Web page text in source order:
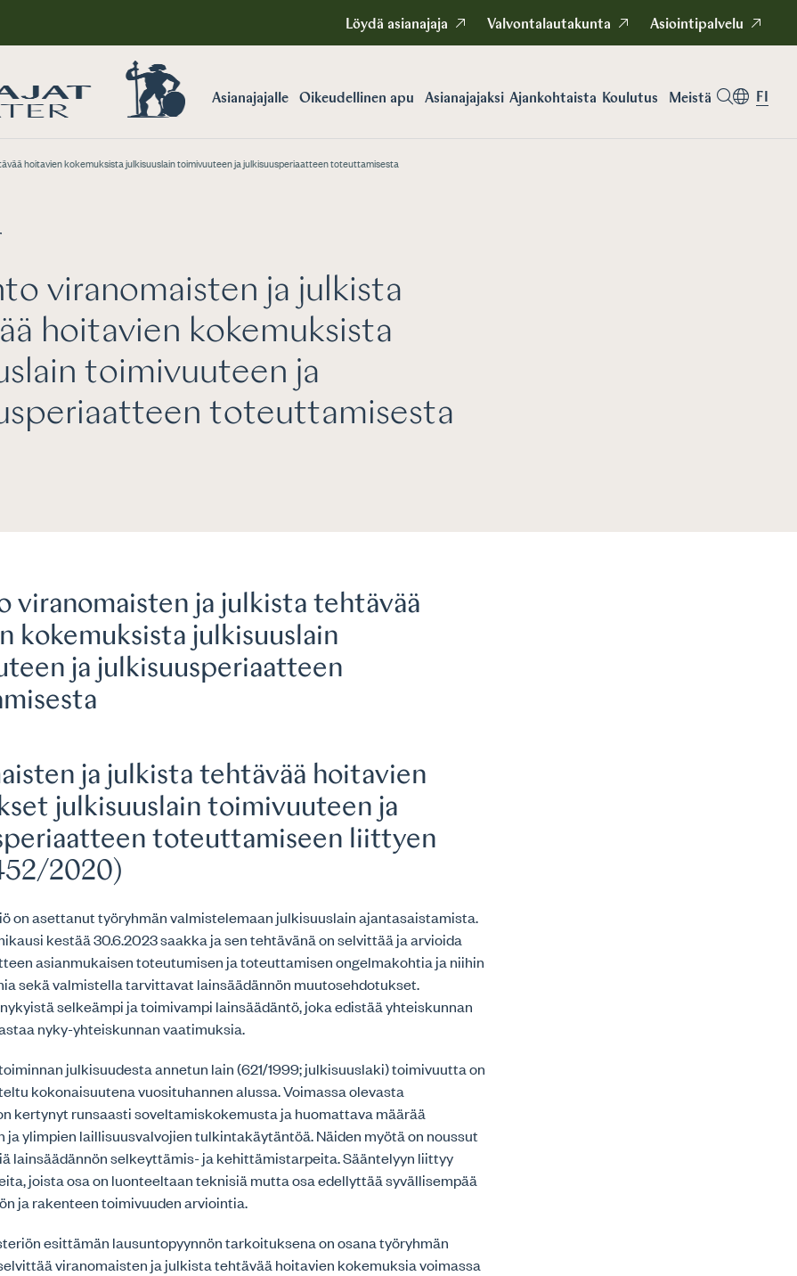
Löydä asianajaja Valvontalautakunta Asiointipalvelu
Asianajajalle Oikeudellinen apu Asianajajaksi Ajankohtaista Koulutus Meistä FI
hoitavien kokemuksista julkisuuslain toimivuuteen ja julkisuusperiaatteen toteuttamisesta
viranomaisten ja julkista
hoitavien kokemuksista
toimivuuteen ja
toteuttamisesta
viranomaisten ja julkista tehtävää
kokemuksista julkisuuslain
ja julkisuusperiaatteen
ja julkista tehtävää hoitavien
julkisuuslain toimivuuteen ja
toteuttamiseen liittyen
2020)
on asettanut työryhmän valmistelemaan julkisuuslain ajantasaistamista.
kestää 30.6.2023 saakka ja sen tehtävänä on selvittää ja arvioida
asianmukaisen toteutumisen ja toteuttamisen ongelmakohtia ja niihin
sekä valmistella tarvittavat lainsäädännön muutosehdotukset.
selkeämpi ja toimivampi lainsäädäntö, joka edistää yhteiskunnan
nyky-yhteiskunnan vaatimuksia.
julkisuudesta annetun lain (621/1999; julkisuuslaki) toimivuutta on
kokonaisuutena vuosituhannen alussa. Voimassa olevasta
kertynyt runsaasti soveltamiskokemusta ja huomattava määrää
ja ylimpien laillisuusvalvojien tulkintakäytäntöä. Näiden myötä on noussut
lainsäädännön selkeyttämis- ja kehittämistarpeita. Sääntelyyn liittyy
joista osa on luonteeltaan teknisiä mutta osa edellyttää syvällisempää
ja rakenteen toimivuuden arviointia.
esittämän lausuntopyynnön tarkoituksena on osana työryhmän
viranomaisten ja julkista tehtävää hoitavien kokemuksia voimassa